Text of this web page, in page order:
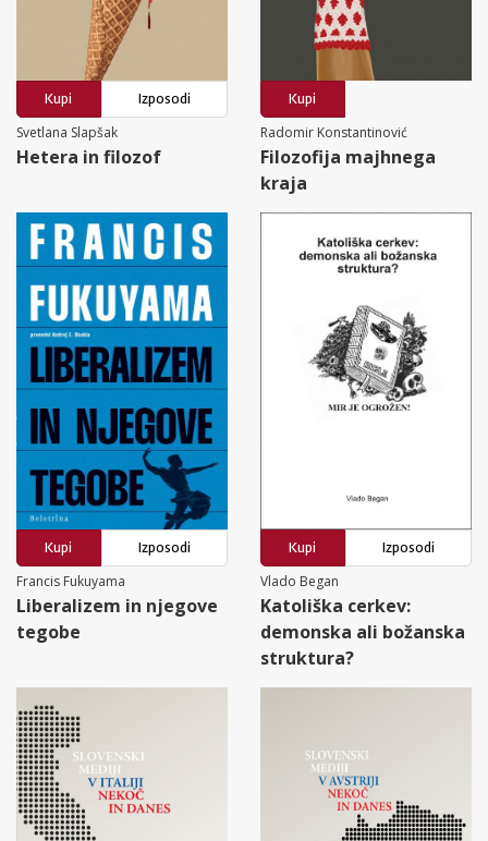
Kupi
Izposodi
Svetlana Slapšak
Hetera in filozof
Kupi
Radomir Konstantinović
Filozofija majhnega
kraja
Kupi
Izposodi
Francis Fukuyama
Liberalizem in njegove
tegobe
Kupi
Izposodi
Vlado Began
Katoliška cerkev:
demonska ali božanska
struktura?